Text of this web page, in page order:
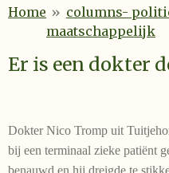
Home » columns-
maatschappelijk
Er is een dokter
Dokter Nico Tromp uit
bij een terminaal zieke patiënt
benauwd en hij dreigde te